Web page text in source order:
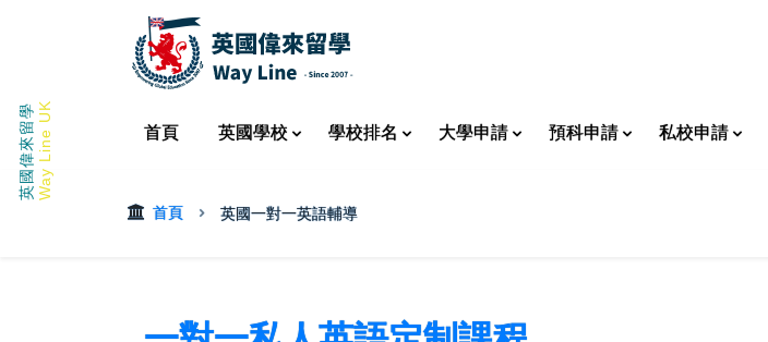
首頁 英國學校 學校排名 大學申請 預科申請 私校申請
英國偉來留學Way Line UK
首頁 英國一對一英語輔導